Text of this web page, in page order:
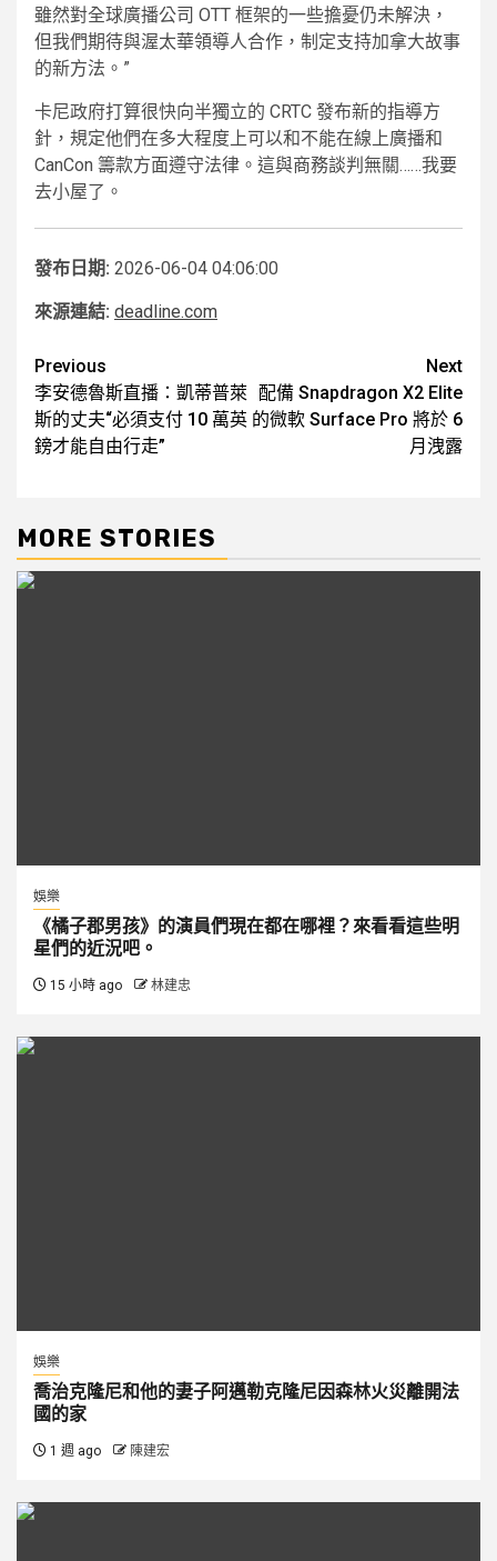
雖然對全球廣播公司 OTT 框架的一些擔憂仍未解決，
但我們期待與渥太華領導人合作，制定支持加拿大故事
的新方法。”
卡尼政府打算很快向半獨立的 CRTC 發布新的指導方
針，規定他們在多大程度上可以和不能在線上廣播和
CanCon 籌款方面遵守法律。這與商務談判無關……我要
去小屋了。
發布日期: 2026-06-04 04:06:00
來源連結: deadline.com
Post
navigation
Previous
李安德魯斯直播：凱蒂普萊
斯的丈夫“必須支付 10 萬英
鎊才能自由行走”
Next
配備 Snapdragon X2 Elite
的微軟 Surface Pro 將於 6
月洩露
MORE STORIES
娛樂
《橘子郡男孩》的演員們現在都在哪裡？來看看這些明
星們的近況吧。
15 小時 ago 林建忠
娛樂
喬治克隆尼和他的妻子阿邁勒克隆尼因森林火災離開法
國的家
1 週 ago 陳建宏